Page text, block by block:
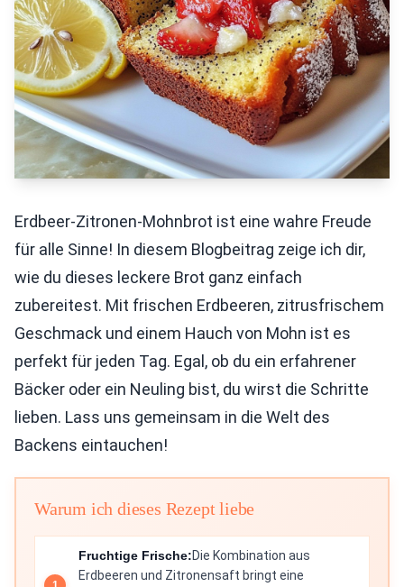
Erdbeer-Zitronen-Mohnbrot ist eine wahre Freude
für alle Sinne! In diesem Blogbeitrag zeige ich dir,
wie du dieses leckere Brot ganz einfach
zubereitest. Mit frischen Erdbeeren, zitrusfrischem
Geschmack und einem Hauch von Mohn ist es
perfekt für jeden Tag. Egal, ob du ein erfahrener
Bäcker oder ein Neuling bist, du wirst die Schritte
lieben. Lass uns gemeinsam in die Welt des
Backens eintauchen!
Warum ich dieses Rezept liebe
Fruchtige Frische:Die Kombination aus
Erdbeeren und Zitronensaft bringt eine